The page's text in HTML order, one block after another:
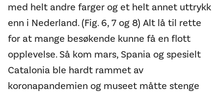
med helt andre farger og et helt annet uttrykk
enn i Nederland. (Fig. 6, 7 og 8) Alt lå til rette
for at mange besøkende kunne få en flott
opplevelse. Så kom mars, Spania og spesielt
Catalonia ble hardt rammet av
koronapandemien og museet måtte stenge